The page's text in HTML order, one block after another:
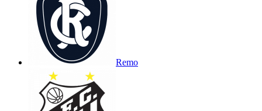
Remo